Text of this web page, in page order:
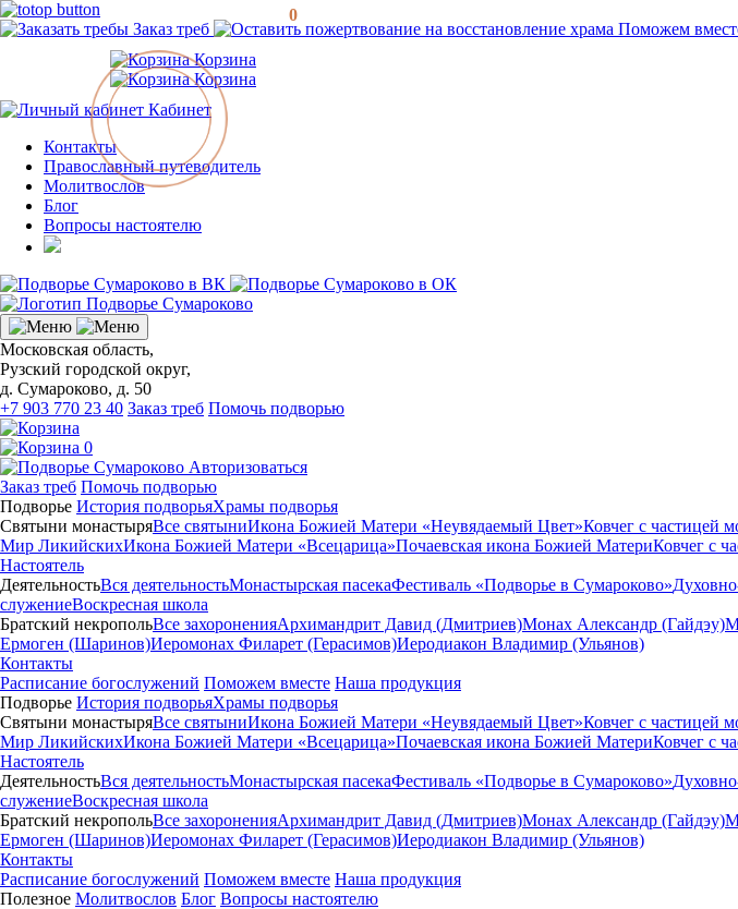
Заказ треб
Поможем
Корзина
Корзина
0
Кабинет
Контакты
Православный путеводитель
Молитвослов
Блог
Вопросы настоятелю
Московская область,
Рузский городской округ,
д. Сумароково, д. 50
+7 903 770 23 40 Заказ треб Помочь подворью
0
Авторизоваться
Заказ треб Помочь подворью
Подворье История подворьяХрамы подворья
Святыни монастыряВсе святыниИкона Божией Матери «Неувядаемый Цвет»Ковчег с частицей
Мир ЛикийскихИкона Божией Матери «Всецарица»Почаевская икона Божией МатериКовчег с
Настоятель
ДеятельностьВся деятельностьМонастырская пасекаФестиваль «Подворье в Сумароково»
служениеВоскресная школа
Братский некропольВсе захороненияАрхимандрит Давид (Дмитриев)Монах Александр (Гайдэу)
Ермоген (Шаринов)Иеромонах Филарет (Герасимов)Иеродиакон Владимир (Ульянов)
Контакты
Расписание богослужений Поможем вместе Наша продукция
Подворье История подворьяХрамы подворья
Святыни монастыряВсе святыниИкона Божией Матери «Неувядаемый Цвет»Ковчег с частицей
Мир ЛикийскихИкона Божией Матери «Всецарица»Почаевская икона Божией МатериКовчег с
Настоятель
ДеятельностьВся деятельностьМонастырская пасекаФестиваль «Подворье в Сумароково»
служениеВоскресная школа
Братский некропольВсе захороненияАрхимандрит Давид (Дмитриев)Монах Александр (Гайдэу)
Ермоген (Шаринов)Иеромонах Филарет (Герасимов)Иеродиакон Владимир (Ульянов)
Контакты
Расписание богослужений Поможем вместе Наша продукция
Полезное Молитвослов Блог Вопросы настоятелю